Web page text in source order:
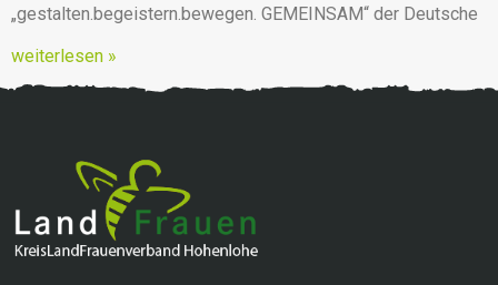
„gestalten.begeistern.bewegen. GEMEINSAM“ der Deutsche
weiterlesen »